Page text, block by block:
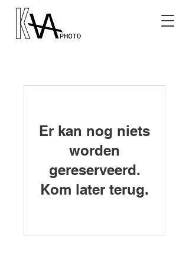
Er kan nog niets
worden
gereserveerd.
Kom later terug.